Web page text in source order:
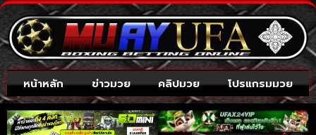
หน้าหลัก ข่าวมวย คลิปมวย โปรแกรมมวย